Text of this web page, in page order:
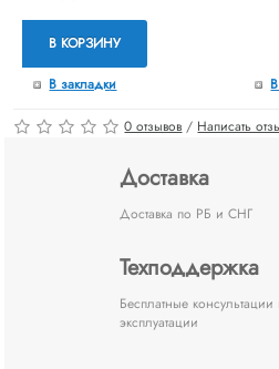
В КОРЗИНУ
В закладки
0 отзывов / Написать
Доставка
Доставка по РБ и СНГ
Техподдержка
Бесплатные
эксплуатации